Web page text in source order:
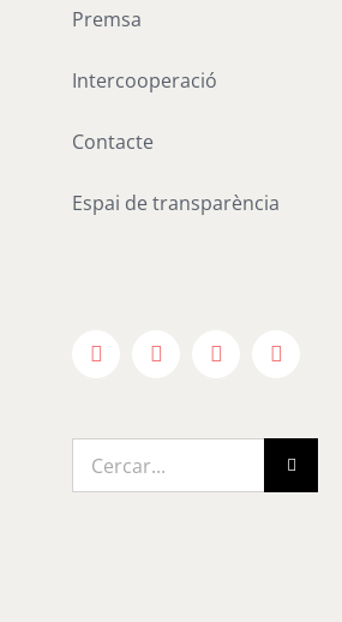
Premsa
Intercooperació
Contacte
Espai de transparència
Facebook
X InstagramYouTube
Cerca
…